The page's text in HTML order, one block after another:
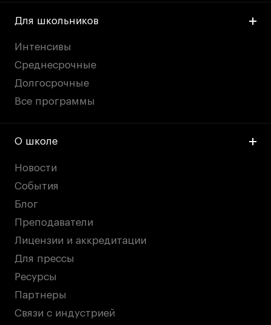
Для школьников
Интенсивы
Среднесрочные
Долгосрочные
Все программы
О школе
Новости
События
Блог
Преподаватели
Лицензии и аккредитации
Для прессы
Ресурсы
Партнеры
Связи с индустрией